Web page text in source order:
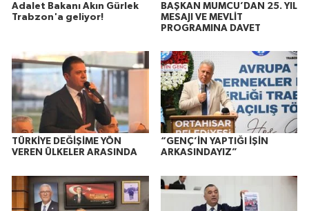
Adalet Bakanı Akın Gürlek
Trabzon'a geliyor!
BAŞKAN MUMCU’DAN 25. YIL
MESAJI VE MEVLİT
PROGRAMINA DAVET
TÜRKİYE DEĞİŞİME YÖN
VEREN ÜLKELER ARASINDA
“GENÇ’İN YAPTIĞI İŞİN
ARKASINDAYIZ”